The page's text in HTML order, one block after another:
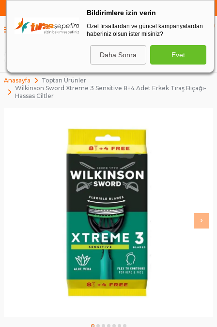
Anasayfa
Toptan Ürünler
Wilkinson Sword Xtreme 3 Sensitive 8+4 Adet Erkek Tıraş Bıçağı-
Hassas Ciltler
Bildirimlere izin verin
Özel firsatlardan ve güncel kampanyalardan
haberiniz olsun ister misiniz?
Daha Sonra Evet